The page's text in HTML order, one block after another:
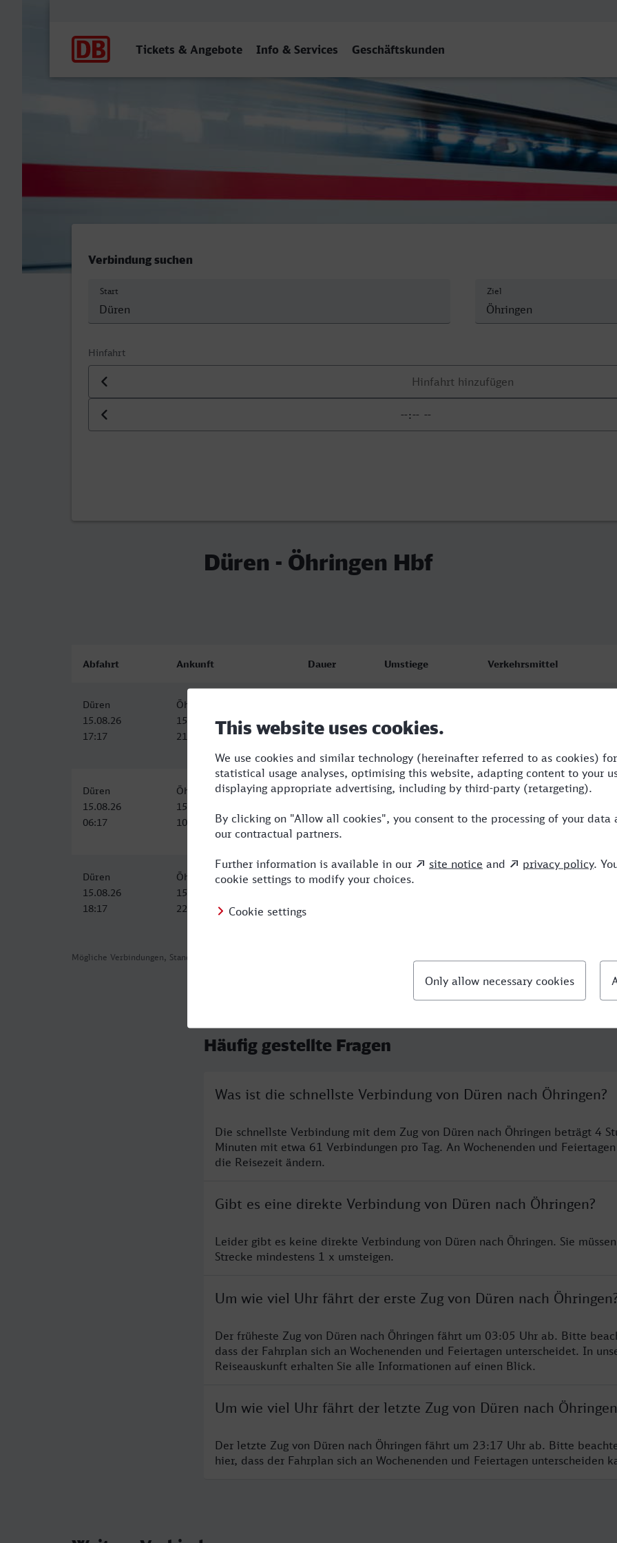
Tickets & Angebote Info & Services Geschäftskunden
Verbindung suchen
Start Ziel
Hinfahrt
Datum der Hinfahrt
Uhrzeit der Hinfahrt
Düren - Öhringen Hbf
Mögliche Verbindungen, Stand: 2026-08-01 00:36
Abfahrt Ankunft Dauer Umstiege Verkehrsmittel
Düren
15.08.26
17:17
Öhringen Hbf
15.08.26
21:25
Düren
15.08.26
06:17
Öhringen Hbf
15.08.26
10:27
4:10 4 RE,NX,ICE
Düren
15.08.26
18:17
Öhringen Hbf
15.08.26
22:27
4:10 4
Häufig gestellte Fragen
Was ist die schnellste Verbindung von Düren nach Öhringen?
Die schnellste Verbindung mit dem Zug von Düren nach Öhringen beträgt 4
Minuten mit etwa 61 Verbindungen pro Tag. An Wochenenden und
die Reisezeit ändern.
Gibt es eine direkte Verbindung von Düren nach Öhringen?
Leider gibt es keine direkte Verbindung von Düren nach Öhringen. Sie
Strecke mindestens 1 x umsteigen.
Um wie viel Uhr fährt der erste Zug von Düren nach
Der früheste Zug von Düren nach Öhringen fährt um 03:05 Uhr ab. Bitte
dass der Fahrplan sich an Wochenenden und Feiertagen unterscheidet. In
Reiseauskunft erhalten Sie alle Informationen auf einen Blick.
Um wie viel Uhr fährt der letzte Zug von Düren nach
Der letzte Zug von Düren nach Öhringen fährt um 23:17 Uhr ab. Bitte
hier, dass der Fahrplan sich an Wochenenden und Feiertagen unterscheiden